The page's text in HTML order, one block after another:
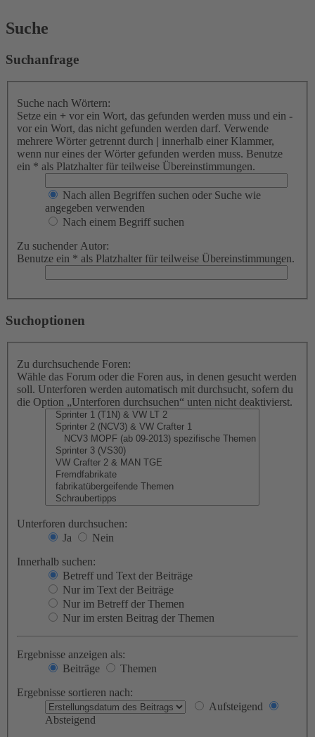
Suche
Suchanfrage
Suche nach Wörtern:
Setze ein + vor ein Wort, das gefunden werden muss und ein -
vor ein Wort, das nicht gefunden werden darf. Verwende
mehrere Wörter getrennt durch | innerhalb einer Klammer,
wenn nur eines der Wörter gefunden werden muss. Benutze
ein * als Platzhalter für teilweise Übereinstimmungen.
Nach allen Begriffen suchen oder Suche wie
angegeben verwenden
Nach einem Begriff suchen
Zu suchender Autor:
Benutze ein * als Platzhalter für teilweise Übereinstimmungen.
Suchoptionen
Zu durchsuchende Foren:
Wähle das Forum oder die Foren aus, in denen gesucht werden
soll. Unterforen werden automatisch mit durchsucht, sofern du
die Option „Unterforen durchsuchen“ unten nicht deaktivierst.
Unterforen durchsuchen:
Ja
Nein
Innerhalb suchen:
Betreff und Text der Beiträge
Nur im Text der Beiträge
Nur im Betreff der Themen
Nur im ersten Beitrag der Themen
Ergebnisse anzeigen als:
Beiträge
Themen
Ergebnisse sortieren nach:
Aufsteigend
Absteigend